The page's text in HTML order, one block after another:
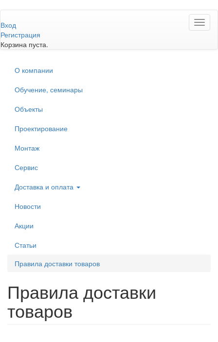
к
основному
содержанию
Вход
Регистрация
Корзина пуста.
О компании
Обучение, семинары
Объекты
Проектирование
Монтаж
Сервис
Доставка и оплата
Новости
Акции
Статьи
Правила доставки товаров
Правила доставки
товаров